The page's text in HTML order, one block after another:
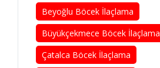
Beyoğlu Böcek İlaçlama
Büyükçekmece Böcek İlaçlama
Çatalca Böcek İlaçlama